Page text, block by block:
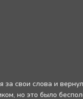
за свои слова и вернул
но это было